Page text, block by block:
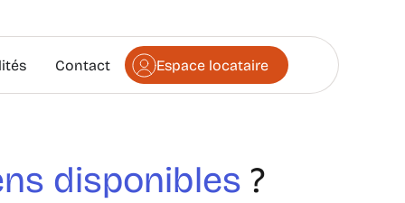
Contact Espace locataire
disponibles ?